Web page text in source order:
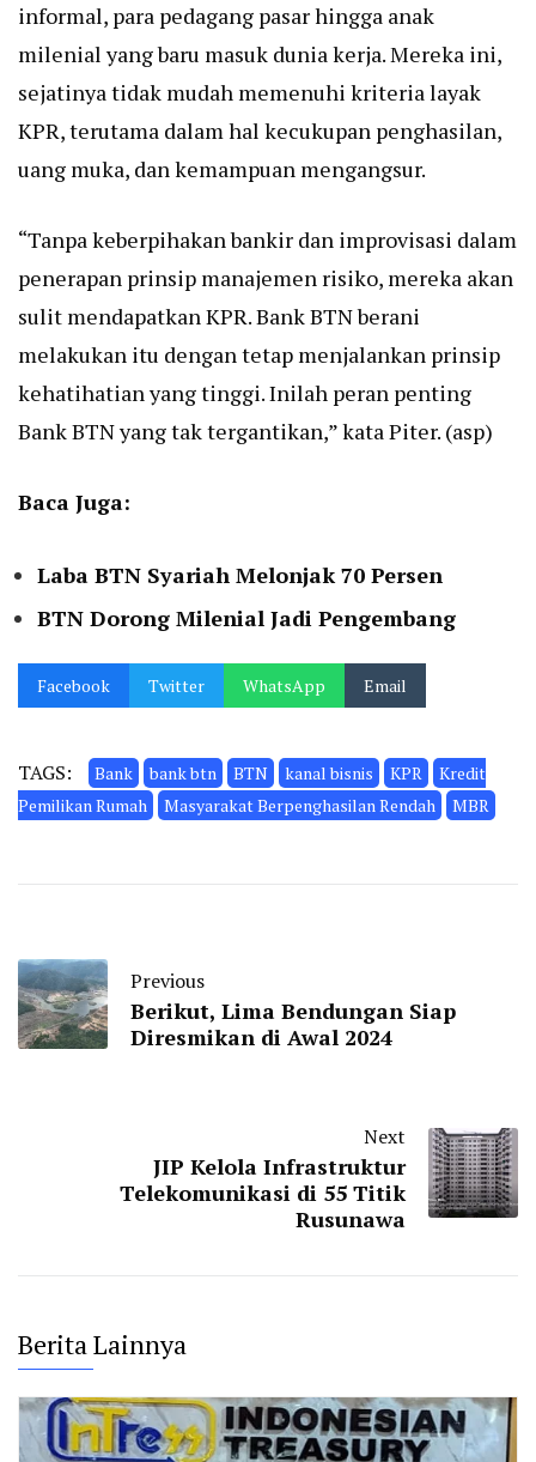
informal, para pedagang pasar hingga anak
milenial yang baru masuk dunia kerja. Mereka ini,
sejatinya tidak mudah memenuhi kriteria layak
KPR, terutama dalam hal kecukupan penghasilan,
uang muka, dan kemampuan mengangsur.
“Tanpa keberpihakan bankir dan improvisasi dalam
penerapan prinsip manajemen risiko, mereka akan
sulit mendapatkan KPR. Bank BTN berani
melakukan itu dengan tetap menjalankan prinsip
kehatihatian yang tinggi. Inilah peran penting
Bank BTN yang tak tergantikan,” kata Piter. (asp)
Baca Juga:
Laba BTN Syariah Melonjak 70 Persen
BTN Dorong Milenial Jadi Pengembang
Facebook Twitter WhatsApp Email
TAGS: Bank bank btn BTN kanal bisnis KPR
Kredit
Pemilikan Rumah
Masyarakat Berpenghasilan Rendah MBR
Previous
Berikut, Lima Bendungan Siap
Diresmikan di Awal 2024
Next
JIP Kelola Infrastruktur
Telekomunikasi di 55 Titik
Rusunawa
Berita Lainnya